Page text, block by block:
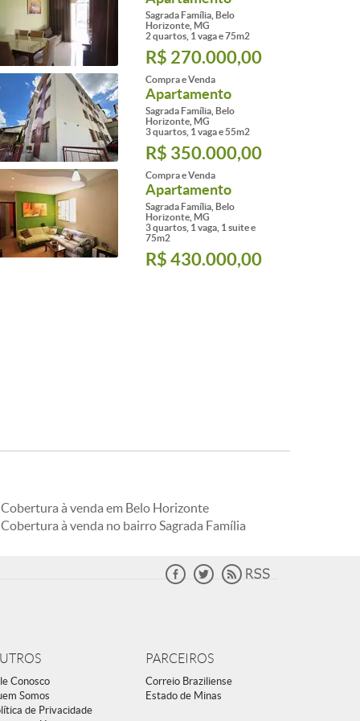
Sagrada Família, Belo
Horizonte, MG
2 quartos, 1 vaga e 75m2
R$ 270.000,00
Compra e Venda
Apartamento
Sagrada Família, Belo
Horizonte, MG
3 quartos, 1 vaga e 55m2
R$ 350.000,00
Compra e Venda
Apartamento
Sagrada Família, Belo
Horizonte, MG
3 quartos, 1 vaga, 1 suite e
75m2
R$ 430.000,00
Cobertura à venda em Belo Horizonte
Cobertura à venda no bairro Sagrada Família
Conosco
Somos
de Privacidade
PARCEIROS
Correio Braziliense
Estado de Minas